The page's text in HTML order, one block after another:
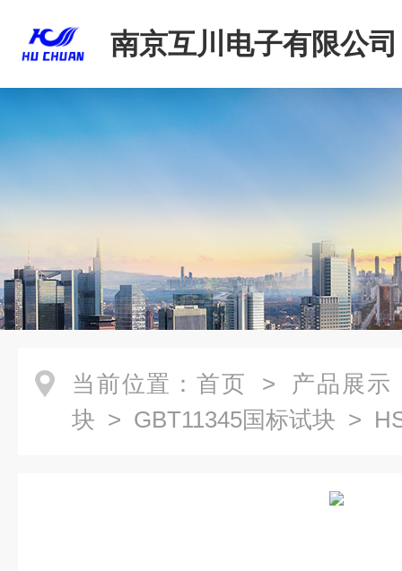
南京互川电子有限公司
当前位置： 首页 > 产品展示
块 > GBT11345国标试块 >